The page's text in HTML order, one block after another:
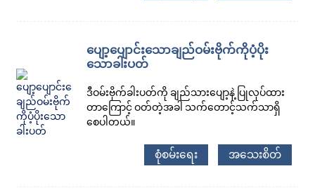
ပျော့ပျောင်းသောချည်ဝမ်းဗိုက်ကိုပံ့ပိုး
သောခါးပတ်
ဒီဝမ်းဗိုက်ခါးပတ်ကို ချည်သားပျော့နဲ့ ပြုလုပ်ထား
တာကြောင့် ဝတ်တဲ့အခါ သက်တောင့်သက်သာရှိ
စေပါတယ်။
စုံစမ်းရေး အသေးစိတ်